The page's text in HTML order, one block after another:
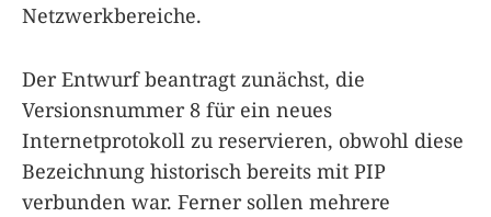
Netzwerkbereiche.
Der Entwurf beantragt zunächst, die
Versionsnummer 8 für ein neues
Internetprotokoll zu reservieren, obwohl diese
Bezeichnung historisch bereits mit PIP
verbunden war. Ferner sollen mehrere